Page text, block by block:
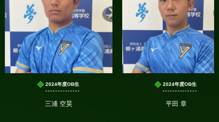
2024年度OB生
三浦 空昊
2024年度OB生
平田 章